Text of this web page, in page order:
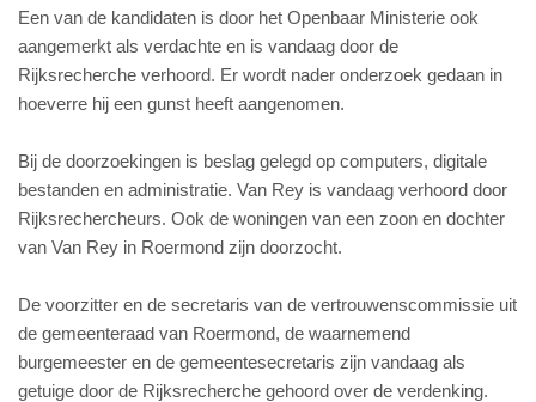
Een van de kandidaten is door het Openbaar Ministerie ook
aangemerkt als verdachte en is vandaag door de
Rijksrecherche verhoord. Er wordt nader onderzoek gedaan in
hoeverre hij een gunst heeft aangenomen.
Bij de doorzoekingen is beslag gelegd op computers, digitale
bestanden en administratie. Van Rey is vandaag verhoord door
Rijksrechercheurs. Ook de woningen van een zoon en dochter
van Van Rey in Roermond zijn doorzocht.
De voorzitter en de secretaris van de vertrouwenscommissie uit
de gemeenteraad van Roermond, de waarnemend
burgemeester en de gemeentesecretaris zijn vandaag als
getuige door de Rijksrecherche gehoord over de verdenking.